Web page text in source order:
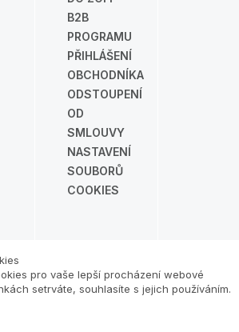
B2B
PROGRAMU
PŘIHLÁŠENÍ
OBCHODNÍKA
ODSTOUPENÍ
OD
SMLOUVY
NASTAVENÍ
SOUBORŮ
COOKIES
pro vaše lepší procházení webové
setrváte, souhlasíte s jejich používáním.